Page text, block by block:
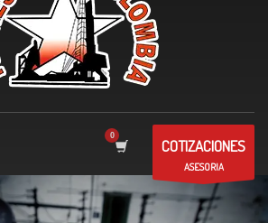
COTIZACIONES
ASESORIA